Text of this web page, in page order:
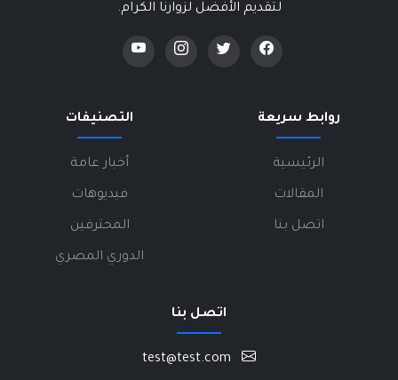
لتقديم الأفضل لزوارنا الكرام.
روابط سريعة
الرئيسية
المقالات
اتصل بنا
التصنيفات
أخبار عامة
فيديوهات
المحترفين
الدوري المصري
اتصل بنا